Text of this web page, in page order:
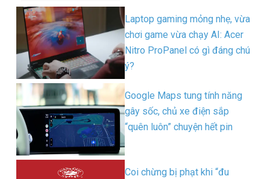
Laptop gaming mỏng nhẹ, vừa
chơi game vừa chạy AI: Acer
Nitro ProPanel có gì đáng chú
ý?
Google Maps tung tính năng
gây sốc, chủ xe điện sắp
“quên luôn” chuyện hết pin
Coi chừng bị phạt khi “đu